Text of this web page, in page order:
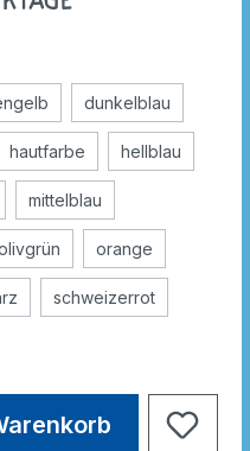
dunkelblau
hautfarbe hellblau
mittelblau
orange
schweizerrot